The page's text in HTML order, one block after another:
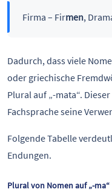
Firma – Firmen,
Dadurch, dass viele
oder griechische
Plural auf „-mata“.
Fachsprache seine
Folgende Tabelle
Endungen.
Plural von Nomen auf „-ma“